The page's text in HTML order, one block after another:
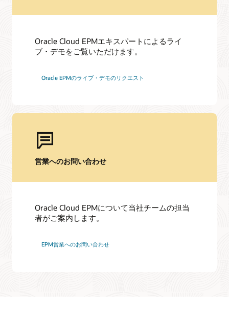
学習リソース
Cloud EPMのトレーニング
Cloud EPMの認定資格
サービス
Oracle Cloud EPMエキスパートによるライ
ブ・デモをご覧いただけます。
Oracle EPMのライブ・デモのリクエスト
営業へのお問い合わせ
Oracle Cloud EPMについて当社チームの担当
者がご案内します。
EPM営業へのお問い合わせ